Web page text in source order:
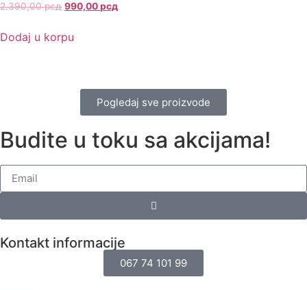
2.390,00рсд 990,00рсд
Dodaj u korpu
Pogledaj sve proizvode
Budite u toku sa akcijama!
Kontakt informacije
067 74 101 99